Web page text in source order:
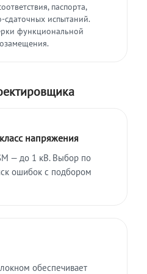
паспорта,
испытаний.
функциональной
напряжения
— до 1 кВ. Выбор по
ошибок с подбором
обеспечивает